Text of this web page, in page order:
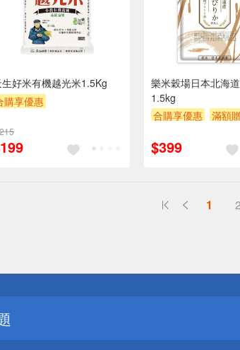
生好米有機越光米1.5Kg
購享優惠
樂米穀場日本北海
1.5kg
合購享優惠
滿額
$399
1 2
！請小心！